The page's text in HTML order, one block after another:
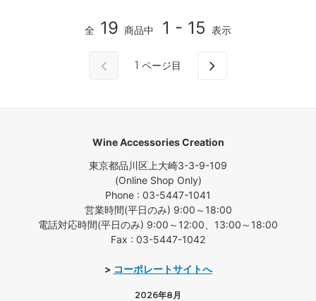
全 19 商品中 1 - 15 表示
1 ページ目
Wine Accessories Creation
東京都品川区上大崎3-3-9-109
(Online Shop Only)
Phone : 03-5447-1041
営業時間(平日のみ) 9:00～18:00
電話対応時間(平日のみ) 9:00～12:00、13:00～18:00
Fax : 03-5447-1042
> コーポレートサイトへ
2026年8月